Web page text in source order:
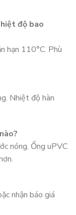
độ bao
hạn 110°C. Phù
Nhiệt độ hàn
nóng. Ống uPVC
nhận báo giá